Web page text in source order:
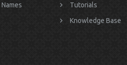
Tutorials
Knowledge Base